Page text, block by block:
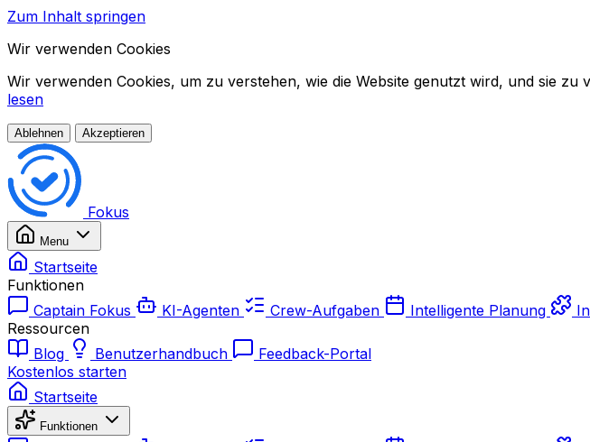
Zum Inhalt springen
Wir verwenden Cookies
Wir verwenden Cookies, um zu verstehen, wie die Website genutzt wird, und sie
lesen
Ablehnen Akzeptieren
Fokus
Menu
Startseite
Funktionen
Captain Fokus
KI-Agenten Crew-Aufgaben Intelligente Planung
Ressourcen
Blog
Benutzerhandbuch
Feedback-Portal
Kostenlos starten
Startseite
Funktionen